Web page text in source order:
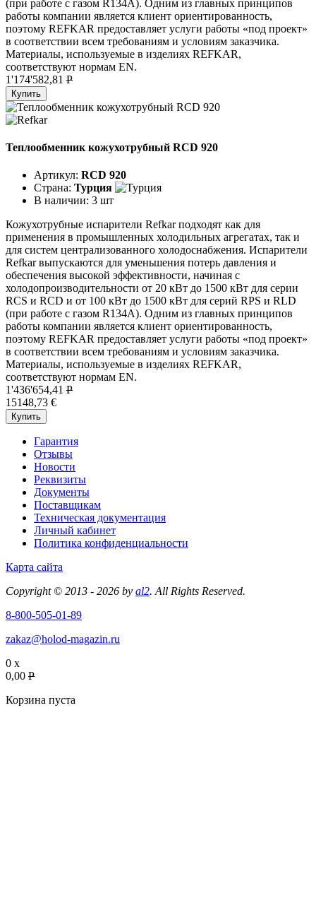
(при работе с газом R134A). Одним из главных принципов
работы компании является клиент ориентированность,
поэтому REFKAR предоставляет услуги работы «под проект»
в соответствии всем требованиям и условиям заказчика.
Материалы, используемые в изделиях REFKAR,
соответствуют нормам EN.
1'174'582,81 P
Купить
Теплообменник кожухотрубный RCD 920
Артикул: RCD 920
Страна: Турция
В наличии: 3 шт
Кожухотрубные испарители Refkar подходят как для
применения в промышленных холодильных агрегатах, так и
для систем централизованного холодоснабжения. Испарители
Refkar выпускаются для уменьшения потерь давления и
обеспечения высокой эффективности, начиная с
холодопроизводительности от 20 кВт до 1500 кВт для серии
RCS и RCD и от 100 кВт до 1500 кВт для серий RPS и RLD
(при работе с газом R134A). Одним из главных принципов
работы компании является клиент ориентированность,
поэтому REFKAR предоставляет услуги работы «под проект»
в соответствии всем требованиям и условиям заказчика.
Материалы, используемые в изделиях REFKAR,
соответствуют нормам EN.
1'436'654,41 P
15148,73 €
Купить
Гарантия
Отзывы
Новости
Реквизиты
Документы
Поставщикам
Техническая документация
Личный кабинет
Политика конфиденциальности
Карта сайта
Copyright © 2013 - 2026 by al2. All Rights Reserved.
8-800-505-01-89
zakaz@holod-magazin.ru
0 x
0,00 P
Корзина пуста